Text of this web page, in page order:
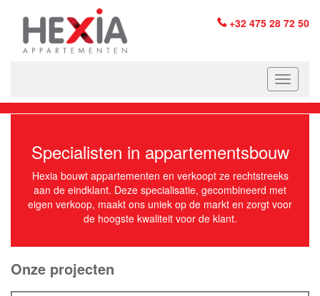
+32 475 28 72 50
Specialisten in appartementsbouw
Hexia bouwt appartementen en verkoopt ze rechtstreeks
aan de eindklant. Deze specialisatie, gecombineerd met
eigen verkoop, maakt ons uniek op de markt en zorgt voor
de hoogste kwaliteit voor de klant.
Onze projecten